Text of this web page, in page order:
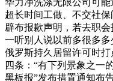
超长时间工做、不交社
辟布报歉声明，若去职
一听别人说以前多很多
俄罗斯持久居留许可时
四条：“有下列景象之一
黑板报”发布措置通知布